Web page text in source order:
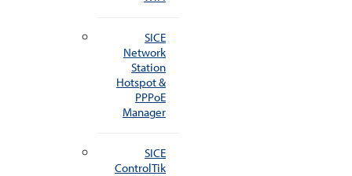
SICE
Network
Station
Hotspot &
PPPoE
Manager
SICE
ControlTik